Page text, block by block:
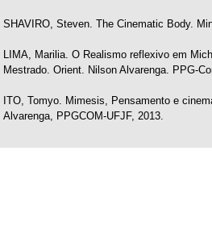
SHAVIRO, Steven. The Cinematic Body.
LIMA, Marilia. O Realismo reflexivo em
Mestrado. Orient. Nilson Alvarenga. PPG-
ITO, Tomyo. Mimesis, Pensamento e
Alvarenga, PPGCOM-UFJF, 2013.